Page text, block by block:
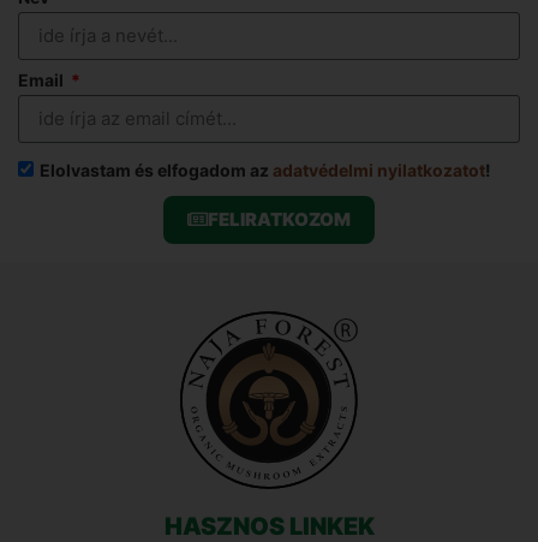
Email
Elolvastam és elfogadom az adatvédelmi nyilatkozatot!
FELIRATKOZOM
HASZNOS LINKEK